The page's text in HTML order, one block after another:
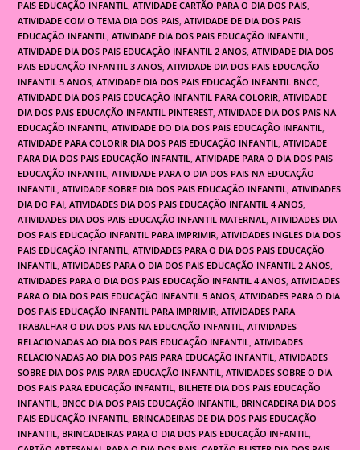
PAIS EDUCAÇÃO INFANTIL ATIVIDADE CARTÃO PARA O DIA DOS PAIS
ATIVIDADE COM O TEMA DIA DOS PAIS ATIVIDADE DE DIA DOS PAIS
EDUCAÇÃO INFANTIL ATIVIDADE DIA DOS PAIS EDUCAÇÃO INFANTIL
ATIVIDADE DIA DOS PAIS EDUCAÇÃO INFANTIL 2 ANOS ATIVIDADE DIA DOS
PAIS EDUCAÇÃO INFANTIL 3 ANOS ATIVIDADE DIA DOS PAIS EDUCAÇÃO
INFANTIL 5 ANOS ATIVIDADE DIA DOS PAIS EDUCAÇÃO INFANTIL BNCC
ATIVIDADE DIA DOS PAIS EDUCAÇÃO INFANTIL PARA COLORIR ATIVIDADE
DIA DOS PAIS EDUCAÇÃO INFANTIL PINTEREST ATIVIDADE DIA DOS PAIS NA
EDUCAÇÃO INFANTIL ATIVIDADE DO DIA DOS PAIS EDUCAÇÃO INFANTIL
ATIVIDADE PARA COLORIR DIA DOS PAIS EDUCAÇÃO INFANTIL ATIVIDADE
PARA DIA DOS PAIS EDUCAÇÃO INFANTIL ATIVIDADE PARA O DIA DOS PAIS
EDUCAÇÃO INFANTIL ATIVIDADE PARA O DIA DOS PAIS NA EDUCAÇÃO
INFANTIL ATIVIDADE SOBRE DIA DOS PAIS EDUCAÇÃO INFANTIL ATIVIDADES
DIA DO PAI ATIVIDADES DIA DOS PAIS EDUCAÇÃO INFANTIL 4 ANOS
ATIVIDADES DIA DOS PAIS EDUCAÇÃO INFANTIL MATERNAL ATIVIDADES DIA
DOS PAIS EDUCAÇÃO INFANTIL PARA IMPRIMIR ATIVIDADES INGLES DIA DOS
PAIS EDUCAÇÃO INFANTIL ATIVIDADES PARA O DIA DOS PAIS EDUCAÇÃO
INFANTIL ATIVIDADES PARA O DIA DOS PAIS EDUCAÇÃO INFANTIL 2 ANOS
ATIVIDADES PARA O DIA DOS PAIS EDUCAÇÃO INFANTIL 4 ANOS ATIVIDADES
PARA O DIA DOS PAIS EDUCAÇÃO INFANTIL 5 ANOS ATIVIDADES PARA O DIA
DOS PAIS EDUCAÇÃO INFANTIL PARA IMPRIMIR ATIVIDADES PARA
TRABALHAR O DIA DOS PAIS NA EDUCAÇÃO INFANTIL ATIVIDADES
RELACIONADAS AO DIA DOS PAIS EDUCAÇÃO INFANTIL ATIVIDADES
RELACIONADAS AO DIA DOS PAIS PARA EDUCAÇÃO INFANTIL ATIVIDADES
SOBRE DIA DOS PAIS PARA EDUCAÇÃO INFANTIL ATIVIDADES SOBRE O DIA
DOS PAIS PARA EDUCAÇÃO INFANTIL BILHETE DIA DOS PAIS EDUCAÇÃO
INFANTIL BNCC DIA DOS PAIS EDUCAÇÃO INFANTIL BRINCADEIRA DIA DOS
PAIS EDUCAÇÃO INFANTIL BRINCADEIRAS DE DIA DOS PAIS EDUCAÇÃO
INFANTIL BRINCADEIRAS PARA O DIA DOS PAIS EDUCAÇÃO INFANTIL